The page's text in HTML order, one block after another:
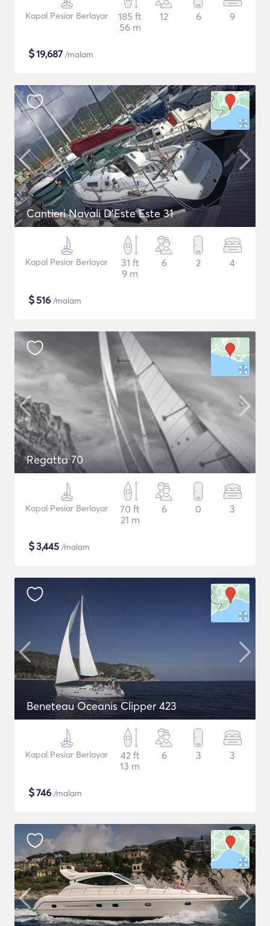
Kapal Pesiar Berlayar
185 ft
56 m
12 6 9
$19,687 /malam
Cantieri Navali D'Este Este 31
Kapal Pesiar Berlayar
31 ft
9 m
6 2 4
$516 /malam
Regatta 70
Kapal Pesiar Berlayar
70 ft
21 m
6 0 3
$3,445 /malam
Beneteau Oceanis Clipper 423
Kapal Pesiar Berlayar
42 ft
13 m
6 3 3
$746 /malam